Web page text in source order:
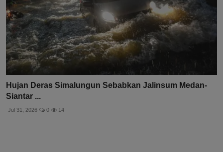
Hujan Deras Simalungun Sebabkan Jalinsum Medan-
Siantar ...
Jul 31, 2026 0 14